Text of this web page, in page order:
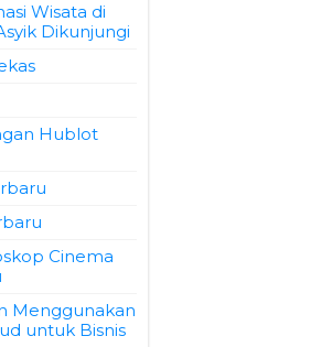
Wisata di
Dikunjungi
Hublot
Cinema
Menggunakan
untuk Bisnis